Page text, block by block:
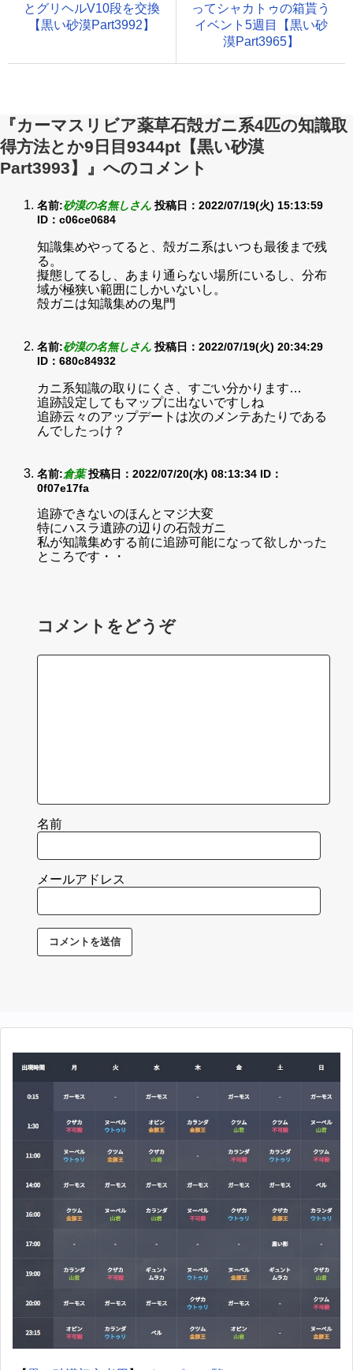
とグリヘルV10段を交換
【黒い砂漠Part3992】
ってシャカトゥの箱貰う
イベント5週目【黒い砂
漠Part3965】
『カーマスリビア薬草石殻ガニ系4匹の知識取
得方法とか9日目9344pt【黒い砂漠
Part3993】』へのコメント
名前:砂漠の名無しさん 投稿日：2022/07/19(火) 15:13:59
ID：c06ce0684
知識集めやってると、殻ガニ系はいつも最後まで残
る。
擬態してるし、あまり通らない場所にいるし、分布
域が極狭い範囲にしかいないし。
殻ガニは知識集めの鬼門
名前:砂漠の名無しさん 投稿日：2022/07/19(火) 20:34:29
ID：680c84932
カニ系知識の取りにくさ、すごい分かります…
追跡設定してもマップに出ないですしね
追跡云々のアップデートは次のメンテあたりである
んでしたっけ？
名前:倉葉 投稿日：2022/07/20(水) 08:13:34 ID：
0f07e17fa
追跡できないのほんとマジ大変
特にハスラ遺跡の辺りの石殻ガニ
私が知識集めする前に追跡可能になって欲しかった
ところです・・
コメントをどうぞ
名前
メールアドレス